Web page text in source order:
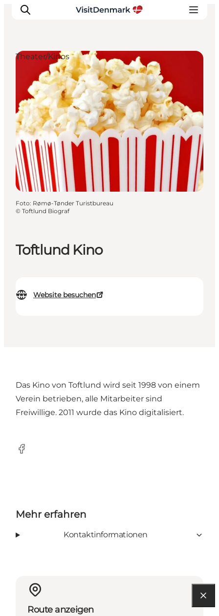
Inspiration
Regionen
Erlebnisse
Unterkünfte
Reiseplanung
Toftlund Kino
Website besuchen
Theater/Kinos
Foto: Rømø-Tønder Turistbureau
© Toftlund Biograf
Das Kino von Toftlund wird seit 1998 von einem
Verein betrieben, alle Mitarbeiter sind
Freiwillige. 2011 wurde das Kino digitalisiert.
Facebook
Mehr erfahren
Kontaktinformationen
Route anzeigen